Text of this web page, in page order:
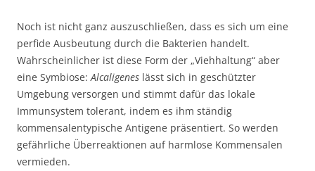
Noch ist nicht ganz auszuschließen, dass es sich um eine
perfide Ausbeutung durch die Bakterien handelt.
Wahrscheinlicher ist diese Form der „Viehhaltung“ aber
eine Symbiose: Alcaligenes lässt sich in geschützter
Umgebung versorgen und stimmt dafür das lokale
Immunsystem tolerant, indem es ihm ständig
kommensalentypische Antigene präsentiert. So werden
gefährliche Überreaktionen auf harmlose Kommensalen
vermieden.